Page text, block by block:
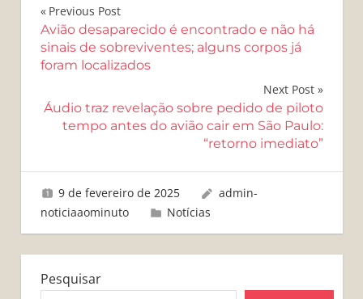
Navegação
de
Post
Previous Post
Avião desaparecido é encontrado e não há
sinais de sobreviventes; alguns corpos já
foram localizados
Next Post
Áudio traz revelação sobre pedido de piloto
tempo antes do avião cair em São Paulo:
“retorno imediato”
9 de fevereiro de 2025
admin-
noticiaaominuto
Notícias
Pesquisar